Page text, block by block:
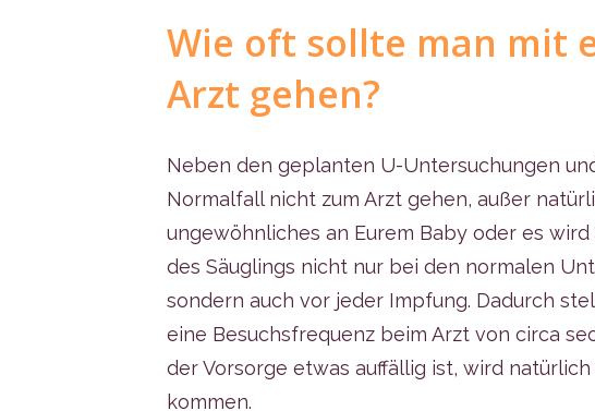
Wie oft sollte man mit
Arzt gehen?
Neben den geplanten U-Untersuchungen
Normalfall nicht zum Arzt gehen, außer
ungewöhnliches an Eurem Baby oder es
des Säuglings nicht nur bei den normalen
sondern auch vor jeder Impfung. Dadurch
eine Besuchsfrequenz beim Arzt von circa
der Vorsorge etwas auffällig ist, wird
kommen.